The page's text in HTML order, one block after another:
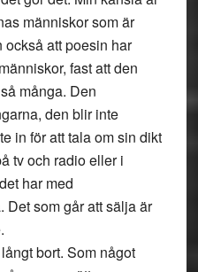
människor som är
också att poesin har
fast att den
många. Den
den blir inte
in för att tala om sin dikt
tv och radio eller i
har med
Det som går att sälja är
bort. Som något